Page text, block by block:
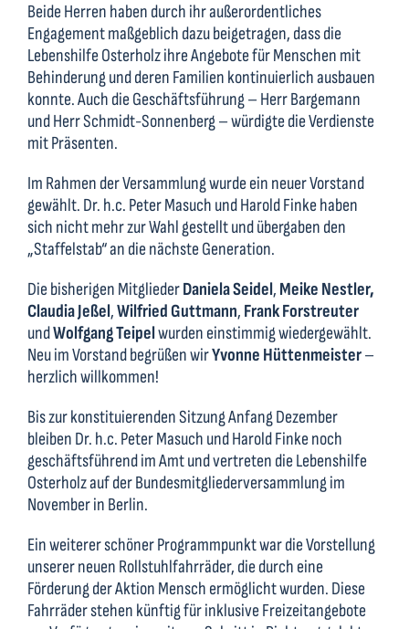
Beide Herren haben durch ihr außerordentliches
Engagement maßgeblich dazu beigetragen, dass die
Lebenshilfe Osterholz ihre Angebote für Menschen mit
Behinderung und deren Familien kontinuierlich ausbauen
konnte. Auch die Geschäftsführung – Herr Bargemann
und Herr Schmidt-Sonnenberg – würdigte die Verdienste
mit Präsenten.
Im Rahmen der Versammlung wurde ein neuer Vorstand
gewählt. Dr. h.c. Peter Masuch und Harold Finke haben
sich nicht mehr zur Wahl gestellt und übergaben den
„Staffelstab“ an die nächste Generation.
Die bisherigen MitgliederDaniela Seidel, Meike Nestler,
Claudia Jeßel,Wilfried Guttmann, Frank Forstreuter
undWolfgang Teipelwurden einstimmig wiedergewählt.
Neu im Vorstand begrüßen wirYvonne Hüttenmeister–
herzlich willkommen!
Bis zur konstituierenden Sitzung Anfang Dezember
bleiben Dr. h.c. Peter Masuch und Harold Finke noch
geschäftsführend im Amt und vertreten die Lebenshilfe
Osterholz auf der Bundesmitgliederversammlung im
November in Berlin.
Ein weiterer schöner Programmpunkt war die Vorstellung
unserer neuen Rollstuhlfahrräder, die durch eine
Förderung der Aktion Mensch ermöglicht wurden. Diese
Fahrräder stehen künftig für inklusive Freizeitangebote